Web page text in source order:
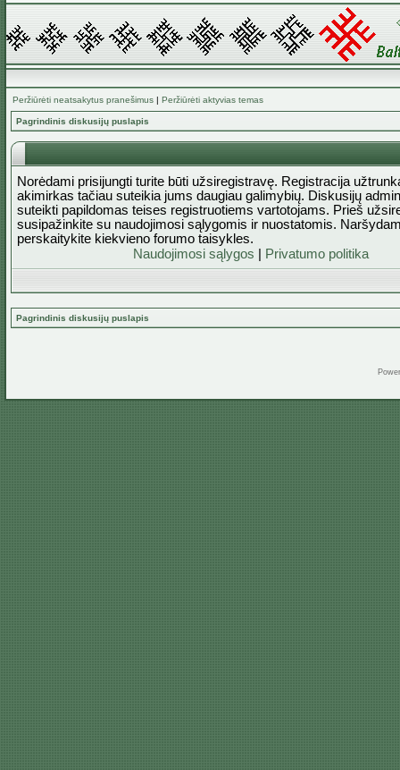
Peržiūrėti neatsakytus pranešimus | Peržiūrėti aktyvias temas
Pagrindinis diskusijų puslapis
Norėdami prisijungti turite būti užsiregistravę. Registracija
akimirkas tačiau suteikia jums daugiau galimybių. Diskusijų
suteikti papildomas teises registruotiems vartotojams. Prieš
susipažinkite su naudojimosi sąlygomis ir nuostatomis.
perskaitykite kiekvieno forumo taisykles.
Naudojimosi sąlygos
Privatumo politika
Pagrindinis diskusijų puslapis